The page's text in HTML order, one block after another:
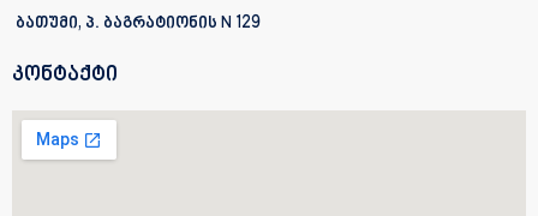
ბათუმი, პ. ბაგრატიონის N 129
კონტაქტი